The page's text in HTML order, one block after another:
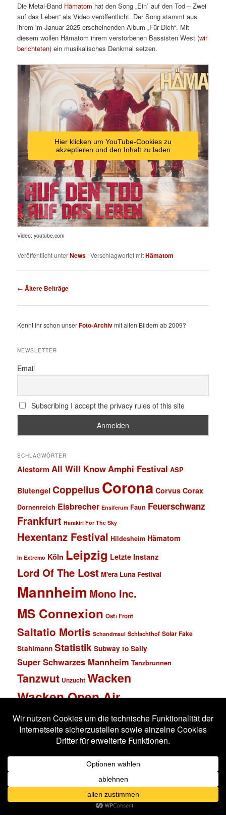
Die Metal-Band Hämatom hat den Song „Ein` auf den Tod – Zwei
auf das Leben“ als Video veröffentlicht. Der Song stammt aus
ihrem im Januar 2025 erscheinenden Album „Für Dich“. Mit
diesem wollen Hämatom ihrem verstorbenen Bassisten West (wir
berichteten) ein musikalisches Denkmal setzen.
Hier klicken um YouTube-Cookies zu
akzeptieren und den Inhalt zu laden
Video: youtube.com
Veröffentlicht unterNews |Verschlagwortet mitHämatom
Beitragsnavigation
← Ältere Beiträge
Kennt ihr schon unserFoto-Archivmit alten Bildern ab 2009?
NEWSLETTER
Email
Subscribing I accept the privacy rules of this site
SCHLAGWÖRTER
Alestorm All Will KnowAmphi Festival ASP
Blutengel Coppelius Corona Corvus Corax
Dornenreich Eisbrecher Ensiferum Faun Feuerschwanz
Frankfurt Harakiri For The Sky
Hexentanz Festival Hildesheim Hämatom
In Extremo Köln Leipzig Letzte Instanz
Lord Of The Lost M'era Luna Festival
Mannheim Mono Inc.
MS Connexion Ost+Front
Saltatio Mortis Schandmaul Schlachthof Solar Fake
Stahlmann Statistik Subway to Sally
Super Schwarzes Mannheim Tanzbrunnen
Tanzwut Unzucht Wacken
Wacken Open Air
Wave Gotik TreffenWelle:Erdball
Wiesbaden Xandria